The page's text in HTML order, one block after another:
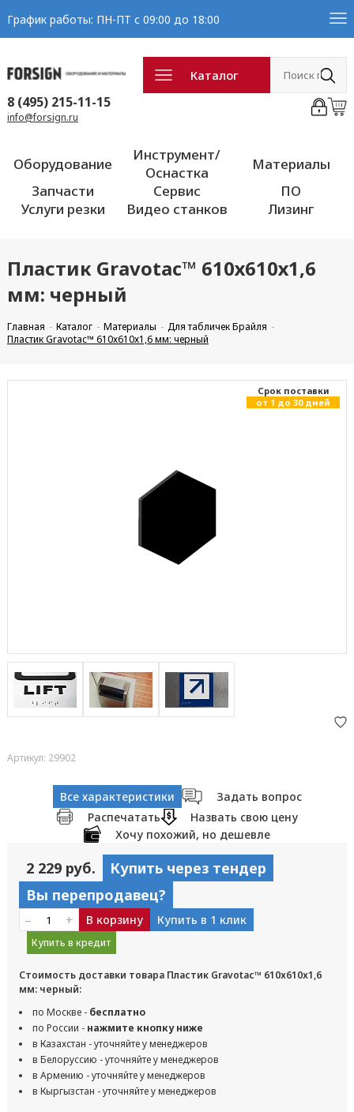
График работы: ПН-ПТ с 09:00 до 18:00
Каталог
8 (495) 215-11-15
info@forsign.ru
Оборудование
Инструмент/
Оснастка
Материалы
Запчасти
Сервис
ПО
Услуги резки
Видео станков Лизинг
Пластик Gravotac™ 610х610х1,6
мм: черный
Главная Каталог Материалы
Для табличек Брайля
Пластик Gravotac™ 610х610х1,6 мм: черный
Cрок поставки
от 1 до 30 дней
Артикул: 29902
Все характеристики
Задать вопрос
Распечатать
Назвать свою цену
Хочу похожий, но дешевле
2 229 руб.
Купить через тендер
Вы перепродавец?
– + В корзину Купить в 1 клик
Купить в кредит
Стоимость доставки товара Пластик Gravotac™ 610х610х1,6
мм: черный:
по Москве - бесплатно
по России - нажмите кнопку ниже
в Казахстан - уточняйте у менеджеров
в Белоруссию - уточняйте у менеджеров
в Армению - уточняйте у менеджеров
в Кыргызстан - уточняйте у менеджеров